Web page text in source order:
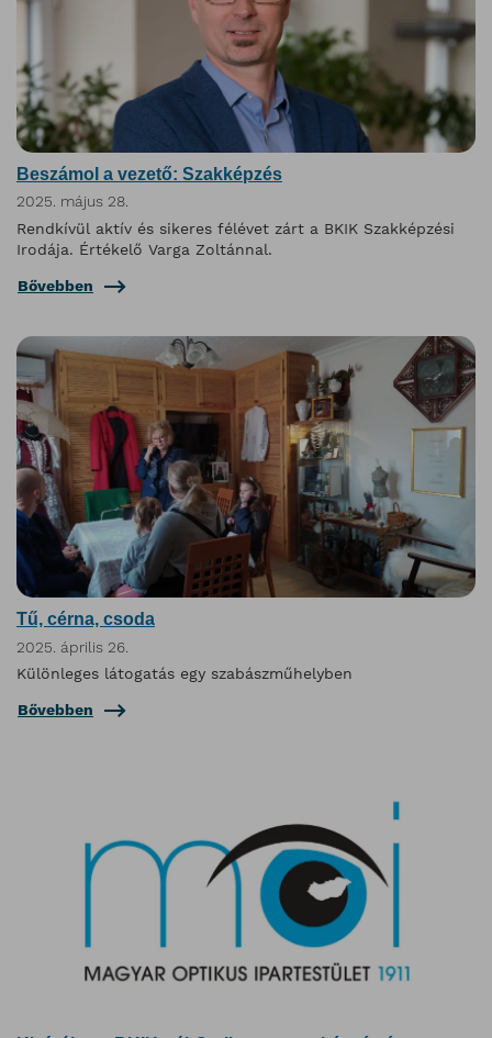
Beszámol a vezető: Szakképzés
2025. május 28.
Rendkívül aktív és sikeres félévet zárt a BKIK Szakképzési
Irodája. Értékelő Varga Zoltánnal.
Bővebben
Tű, cérna, csoda
2025. április 26.
Különleges látogatás egy szabászműhelyben
Bővebben